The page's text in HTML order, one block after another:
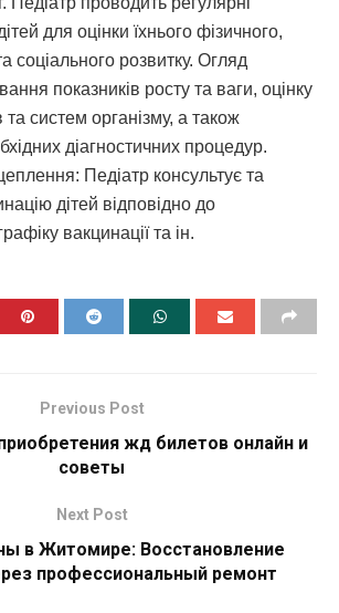
для оцінки їхнього фізичного,
соціального розвитку. Огляд
показників росту та ваги, оцінку
та систем організму, а також
діагностичних процедур.
Педіатр консультує та
дітей відповідно до
вакцинації та ін.
Previous Post
жд билетов онлайн и
советы
Next Post
в Житомире: Восстановление
профессиональный ремонт